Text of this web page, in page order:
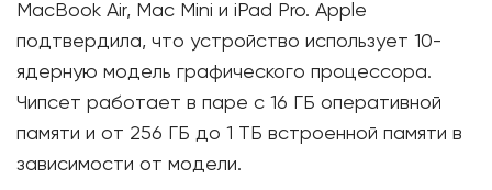
MacBook Air, Mac Mini и iPad Pro. Apple
подтвердила, что устройство использует 10-
ядерную модель графического процессора.
Чипсет работает в паре с 16 ГБ оперативной
памяти и от 256 ГБ до 1 ТБ встроенной памяти в
зависимости от модели.